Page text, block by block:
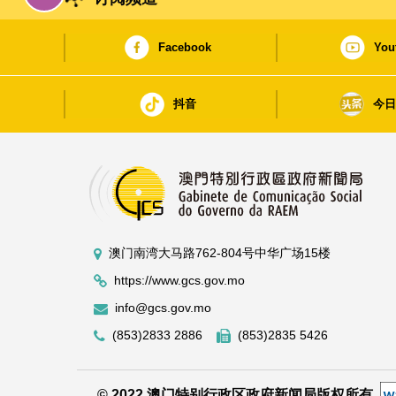
Facebook
抖音 今
澳门南湾大马路762-804号中华广场15楼
https://www.gcs.gov.mo
info@gcs.gov.mo
(853)2833 2886
(853)2835 5426